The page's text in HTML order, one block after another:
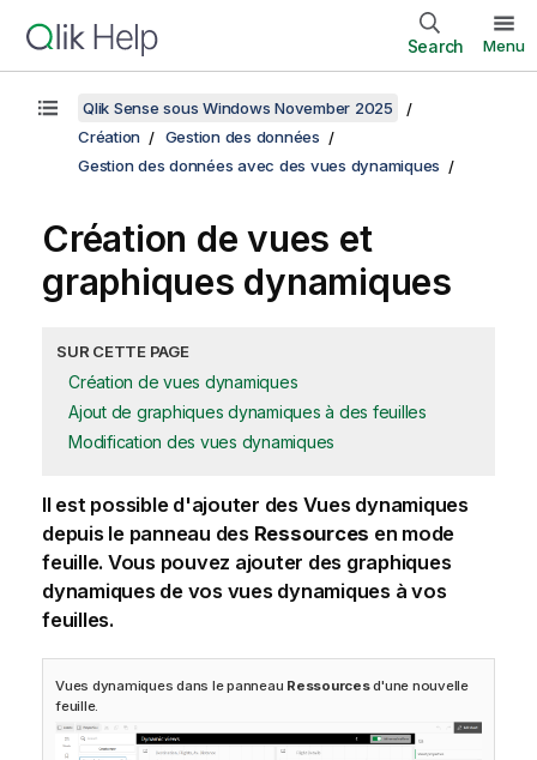
Search Menu
Qlik Sense sous Windows November 2025
Création
Gestion des données
Gestion des données avec des vues dynamiques
Création de vues et
graphiques dynamiques
SUR CETTE PAGE
Création de vues dynamiques
Ajout de graphiques dynamiques à des feuilles
Modification des vues dynamiques
Il est possible d'ajouter des Vues dynamiques
depuis le panneau des Ressources en mode
feuille. Vous pouvez ajouter des graphiques
dynamiques de vos vues dynamiques à vos
feuilles.
Vues dynamiques dans le panneau Ressourcesd'une nouvelle
feuille.